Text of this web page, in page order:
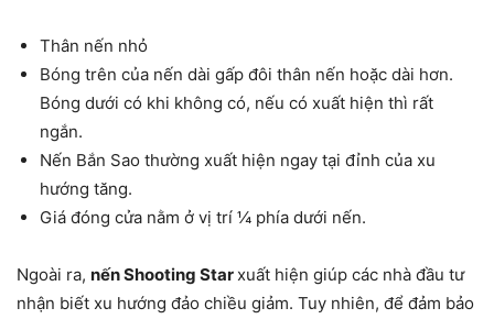
Thân nến nhỏ
Bóng trên của nến dài gấp đôi thân nến hoặc dài hơn.
Bóng dưới có khi không có, nếu có xuất hiện thì rất
ngắn.
Nến Bắn Sao thường xuất hiện ngay tại đỉnh của xu
hướng tăng.
Giá đóng cửa nằm ở vị trí ¼ phía dưới nến.
Ngoài ra, nến Shooting Starxuất hiện giúp các nhà đầu tư
nhận biết xu hướng đảo chiều giảm. Tuy nhiên, để đảm bảo